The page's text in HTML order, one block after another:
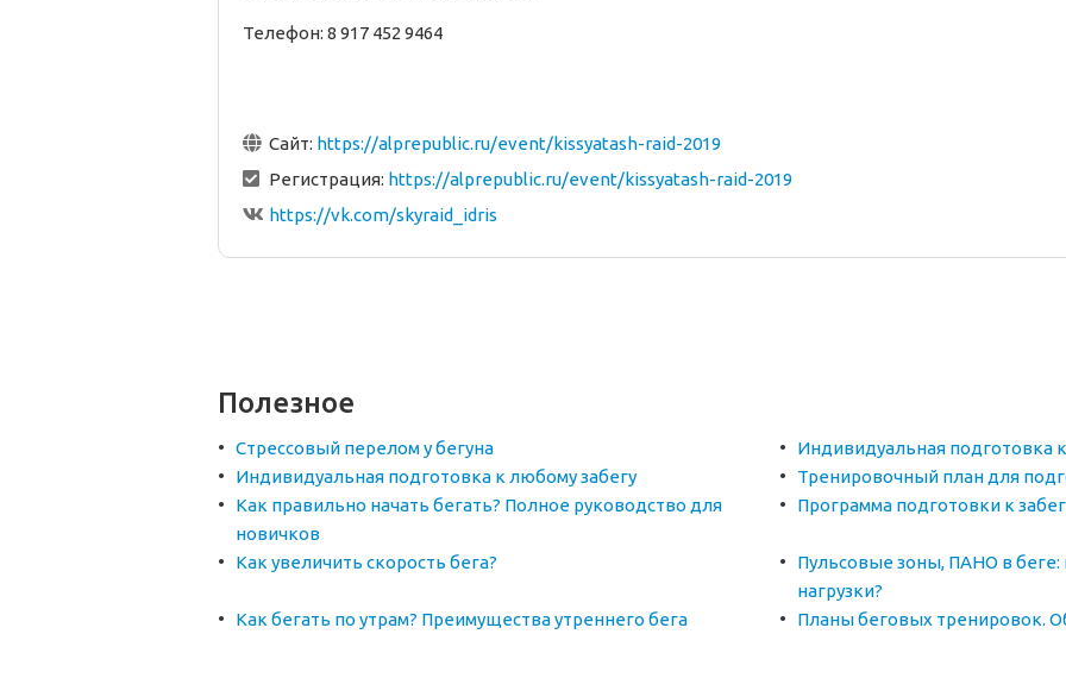
Телефон: 8 917 452 9464
Сайт: https://alprepublic.ru/event/kissyatash-raid-2019
Регистрация: https://alprepublic.ru/event/kissyatash-raid-2019
https://vk.com/skyraid_idris
Полезное
Стрессовый перелом у бегуна
Индивидуальная подготовка
Индивидуальная подготовка к любому забегу
Тренировочный план для
Как правильно начать бегать? Полное руководство для
новичков
Программа подготовки к
Как увеличить скорость бега?
Пульсовые зоны, ПАНО в беге:
нагрузки?
Как бегать по утрам? Преимущества утреннего бега
Планы беговых тренировок.